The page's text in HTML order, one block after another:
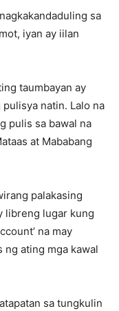
sa
iyan ay iilan
taumbayan ay
natin. Lalo na
pulis sa bawal na
at Mababang
palakasing
libreng lugar kung
na may
ng ating mga kawal
sa tungkulin